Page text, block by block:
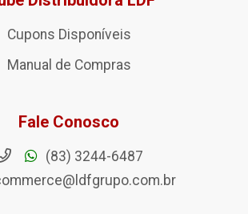
Cupons Disponíveis
Manual de Compras
Fale Conosco
(83) 3244-6487